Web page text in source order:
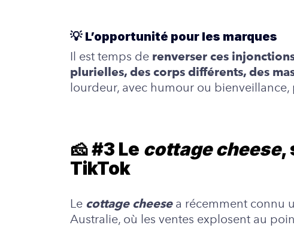
💡 L’opportunité pour les marques
Il est temps de renverser ces
plurielles, des corps différents, des
lourdeur, avec humour ou
🧀 #3 Le cottage cheese,
TikTok
Le cottage cheesea récemment connu
Australie, où les ventes explosent au